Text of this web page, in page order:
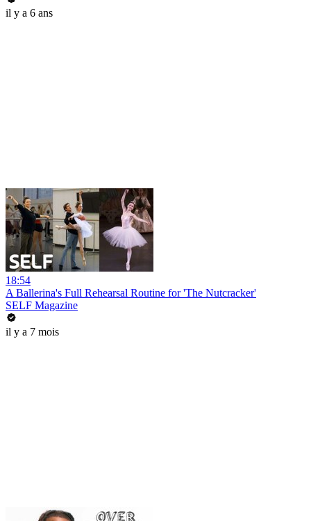
il y a 6 ans
18:54
A Ballerina's Full Rehearsal Routine for 'The Nutcracker'
SELF Magazine
il y a 7 mois